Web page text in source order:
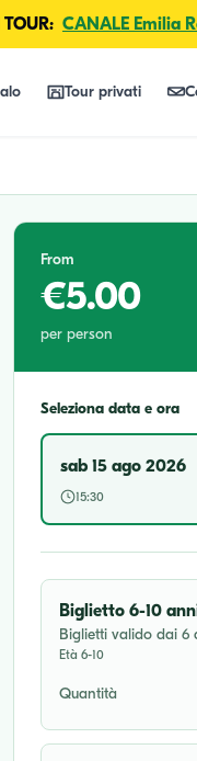
CANALE Emilia
Tour privati
From
€5.00
per person
Seleziona data e ora
sab 15 ago 2026
15:30
Biglietto 6-10
Biglietti valido dai 6
Età 6-10
Quantità